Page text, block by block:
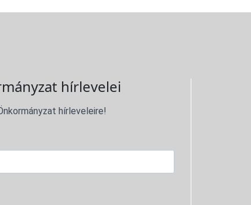
hírlevelei
hírleveleire!